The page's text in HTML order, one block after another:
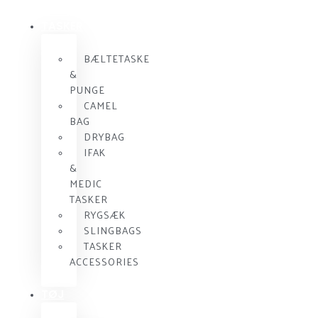
BÆLTETASKE
&
PUNGE
CAMEL
BAG
DRYBAG
IFAK
&
MEDIC
TASKER
RYGSÆK
SLINGBAGS
TASKER
ACCESSORIES